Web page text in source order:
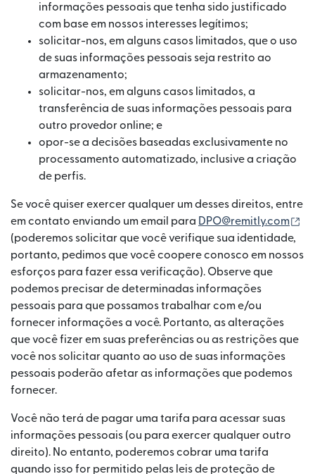
informações pessoais que tenha sido justificado
com base em nossos interesses legítimos;
solicitar-nos, em alguns casos limitados, que o uso
de suas informações pessoais seja restrito ao
armazenamento;
solicitar-nos, em alguns casos limitados, a
transferência de suas informações pessoais para
outro provedor online; e
opor-se a decisões baseadas exclusivamente no
processamento automatizado, inclusive a criação
de perfis.
Se você quiser exercer qualquer um desses direitos, entre
em contato enviando um email para DPO@remitly.com
(poderemos solicitar que você verifique sua identidade,
portanto, pedimos que você coopere conosco em nossos
esforços para fazer essa verificação). Observe que
podemos precisar de determinadas informações
pessoais para que possamos trabalhar com e/ou
fornecer informações a você. Portanto, as alterações
que você fizer em suas preferências ou as restrições que
você nos solicitar quanto ao uso de suas informações
pessoais poderão afetar as informações que podemos
fornecer.
Você não terá de pagar uma tarifa para acessar suas
informações pessoais (ou para exercer qualquer outro
direito). No entanto, poderemos cobrar uma tarifa
quando isso for permitido pelas leis de proteção de